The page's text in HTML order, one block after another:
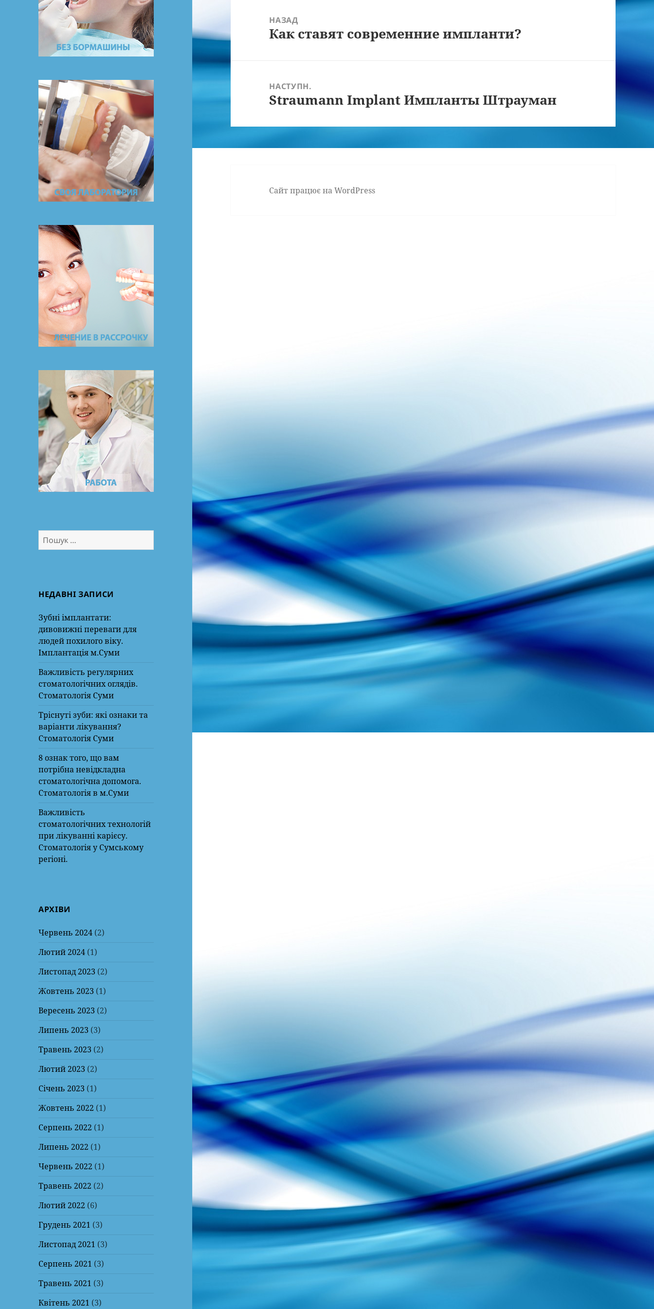
Пошук:
НЕДАВНІ ЗАПИСИ
Зубні імплантати:
дивовижні переваги для
людей похилого віку.
Імплантація м.Суми
Важливість регулярних
стоматологічних оглядів.
Стоматологія Суми
Тріснуті зуби: які ознаки та
варіанти лікування?
Стоматологія Суми
8 ознак того, що вам
потрібна невідкладна
стоматологічна допомога.
Стоматологія в м.Суми
Важливість
стоматологічних технологій
при лікуванні карієсу.
Стоматологія у Сумському
регіоні.
АРХІВИ
Червень 2024 (2)
Лютий 2024 (1)
Листопад 2023 (2)
Жовтень 2023 (1)
Вересень 2023 (2)
Липень 2023 (3)
Травень 2023 (2)
Лютий 2023 (2)
Січень 2023 (1)
Жовтень 2022 (1)
Серпень 2022 (1)
Липень 2022 (1)
Червень 2022 (1)
Травень 2022 (2)
Лютий 2022 (6)
Грудень 2021 (3)
Листопад 2021 (3)
Серпень 2021 (3)
Травень 2021 (3)
Квітень 2021 (3)
НАЗАД
Попередній
Как ставят современние импланти?
НАСТУПН.
Наступний
Straumann Implant Импланты Штрауман
Сайт працює на WordPress